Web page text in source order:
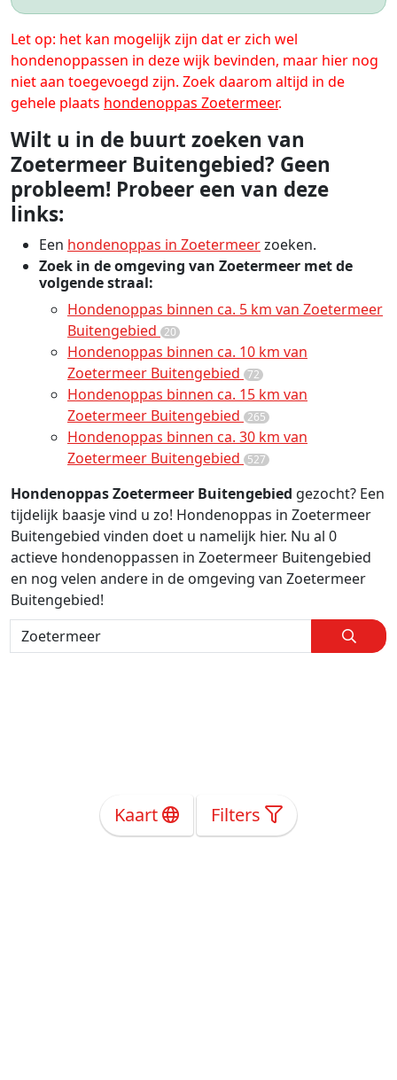
Let op: het kan mogelijk zijn dat er zich wel
hondenoppassen in deze wijk bevinden, maar hier nog
niet aan toegevoegd zijn. Zoek daarom altijd in de
gehele plaats hondenoppas Zoetermeer.
Wilt u in de buurt zoeken van
Zoetermeer Buitengebied? Geen
probleem! Probeer een van deze
links:
Een hondenoppas in Zoetermeerzoeken.
Zoek in de omgeving van Zoetermeer met de
volgende straal:
Hondenoppas binnen ca. 5 km van Zoetermeer
Buitengebied 20
Hondenoppas binnen ca. 10 km van
Zoetermeer Buitengebied 72
Hondenoppas binnen ca. 15 km van
Zoetermeer Buitengebied 265
Hondenoppas binnen ca. 30 km van
Zoetermeer Buitengebied 527
Hondenoppas Zoetermeer Buitengebied gezocht? Een
tijdelijk baasje vind u zo! Hondenoppas in Zoetermeer
Buitengebied vinden doet u namelijk hier. Nu al 0
actieve hondenoppassen in Zoetermeer Buitengebied
en nog velen andere in de omgeving van Zoetermeer
Buitengebied!
Kaart Filters